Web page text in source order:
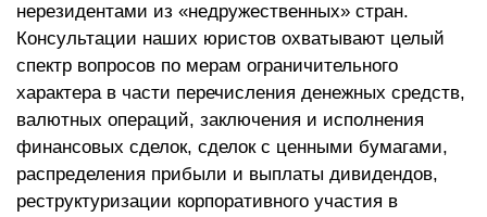
нерезидентами из «недружественных» стран.
Консультации наших юристов охватывают целый
спектр вопросов по мерам ограничительного
характера в части перечисления денежных средств,
валютных операций, заключения и исполнения
финансовых сделок, сделок с ценными бумагами,
распределения прибыли и выплаты дивидендов,
реструктуризации корпоративного участия в